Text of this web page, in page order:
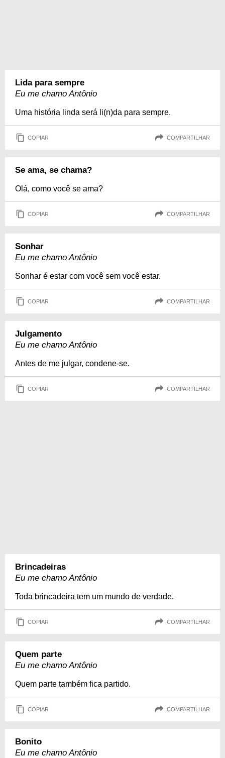
Lida para sempre
Eu me chamo Antônio
Uma história linda será li(n)da para sempre.
COPIAR COMPARTILHAR
Se ama, se chama?
Olá, como você se ama?
COPIAR COMPARTILHAR
Sonhar
Eu me chamo Antônio
Sonhar é estar com você sem você estar.
COPIAR COMPARTILHAR
Julgamento
Eu me chamo Antônio
Antes de me julgar, condene-se.
COPIAR COMPARTILHAR
Brincadeiras
Eu me chamo Antônio
Toda brincadeira tem um mundo de verdade.
COPIAR COMPARTILHAR
Quem parte
Eu me chamo Antônio
Quem parte também fica partido.
COPIAR COMPARTILHAR
Bonito
Eu me chamo Antônio